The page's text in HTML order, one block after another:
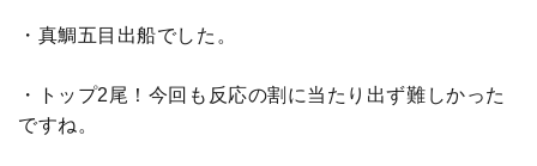
・真鯛五目出船でした。
・トップ2尾！今回も反応の割に当たり出ず難しかった
ですね。